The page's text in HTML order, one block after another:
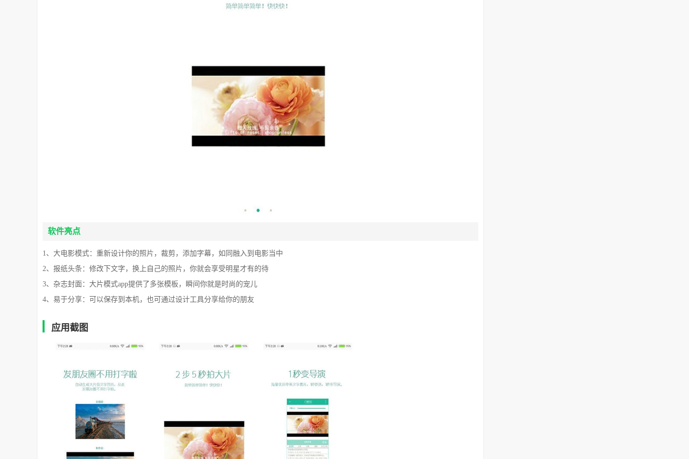
软件亮点
1、大电影模式：重新设计你的照片，裁剪，添加字幕，如同融入到电影当中
2、报纸头条：修改下文字，换上自己的照片，你就会享受明星才有的待
3、杂志封面：大片模式app提供了多张模板，瞬间你就是时尚的宠儿
4、易于分享：可以保存到本机，也可通过设计工具分享给你的朋友
应用截图